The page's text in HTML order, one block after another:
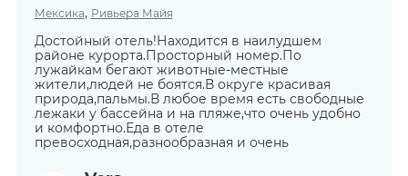
Мексика, Ривьера Майя
Достойный отель!Находится в наилудшем
районе курорта.Просторный номер.По
лужайкам бегают животные-местные
жители,людей не боятся.В округе красивая
природа,пальмы.В любое время есть свободные
лежаки у бассейна и на пляже,что очень удобно
и комфортно.Еда в отеле
превосходная,разнообразная и очень